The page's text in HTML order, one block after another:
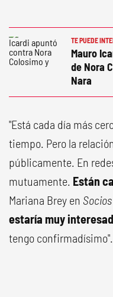
TE PUEDE
Mauro
de Nora
Nara
"Está cada día más
tiempo. Pero la
públicamente. En
mutuamente. Están
Mariana Brey en
estaría muy
tengo confirmadísimo".